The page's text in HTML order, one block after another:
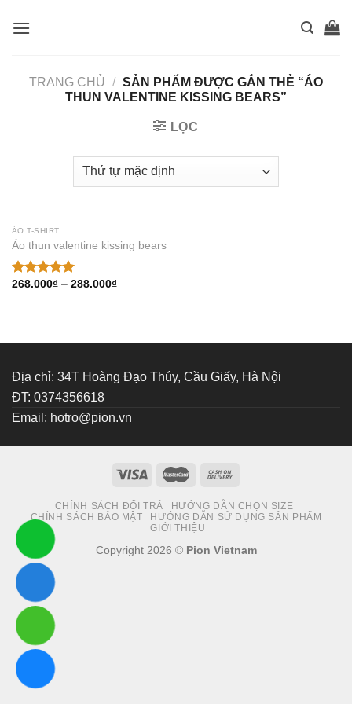
TRANG CHỦ / SẢN PHẨM ĐƯỢC GẮN THẺ “ÁO
THUN VALENTINE KISSING BEARS”
LỌC
ÁO T-SHIRT
Áo thun valentine kissing bears
Được xếp
268.000₫– 288.000₫
Địa chỉ: 34T Hoàng Đạo Thúy, Cầu Giấy, Hà Nội
ĐT: 0374356618
Email: hotro@pion.vn
CHÍNH SÁCH ĐỔI TRẢ
HƯỚNG DẪN CHỌN SIZE
CHÍNH SÁCH BẢO MẬT
HƯỚNG DẪN SỬ DỤNG SẢN PHẨM
GIỚI THIỆU
Copyright 2026 © Pion Vietnam